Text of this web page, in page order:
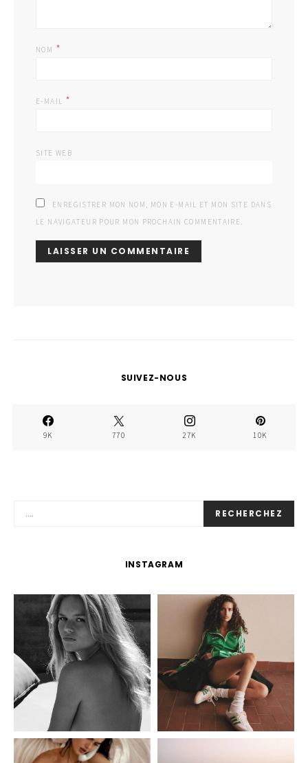
NOM *
E-MAIL *
SITE WEB
ENREGISTRER MON NOM, MON E-MAIL ET MON SITE DANS
LE NAVIGATEUR POUR MON PROCHAIN COMMENTAIRE.
SUIVEZ-NOUS
9K 770 27K 10K
RECHERCHEZ
INSTAGRAM